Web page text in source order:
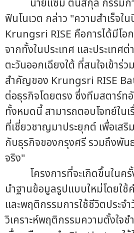
นายแซม ตันสกุล กรรมกา
ฟินโนเวต กล่าว "ความสำเร็จใ
Krungsri RISE คือการได้มีโอ
จากทั้งในประเทศ และประเทศต่
ตะวันออกเฉียงใต้ ที่สนใจเข้าร่ว
สำคัญของ Krungsri RISE
ต่อธุรกิจโดยตรง ซึ่งทีมสตาร์ท
ทั้งหมดนี้ สามารถตอบโจทย์ในเ
ที่เชี่ยวชาญมาประยุกต์ เพื่อเส
กับธุรกิจของกรุงศรี รวมถึงพัน
จริง"
โครงการที่จะเกิดขึ้นในครั้
นำฐานข้อมูลรูปแบบใหม่โดยใช้
และพฤติกรรมการใช้ชีวิตประจำ
วิเคราะห์พฤติกรรมความตั้งใจ